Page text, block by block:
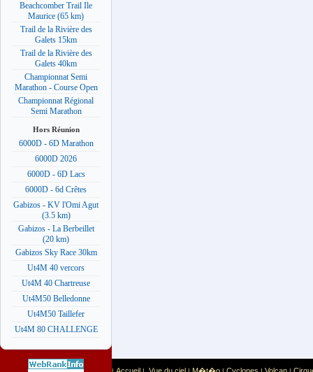
Beachcomber Trail Ile
Maurice (65 km)
Trail de la Rivière des
Galets 15km
Trail de la Rivière des
Galets 40km
Championnat Semi
Marathon - Course Open
Championnat Régional
Semi Marathon
Hors Réunion
6000D - 6D Marathon
6000D 2026
6000D - 6D Lacs
6000D - 6d Crêtes
Gabizos - KV l'Omi Agut
(3.5 km)
Gabizos - La Berbeillet
(20 km)
Gabizos Sky Race 30km
Ut4M 40 vercors
Ut4M 40 Chartreuse
Ut4M50 Belledonne
Ut4M50 Taillefer
Ut4M 80 CHALLENGE